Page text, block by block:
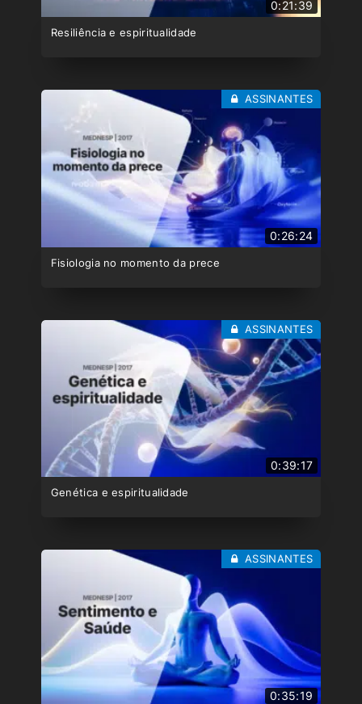
0:21:39
Resiliência e espiritualidade
0:26:24
Fisiologia no momento da prece
ASSINANTES
0:39:17
Genética e espiritualidade
ASSINANTES
0:35:19
ASSINANTES